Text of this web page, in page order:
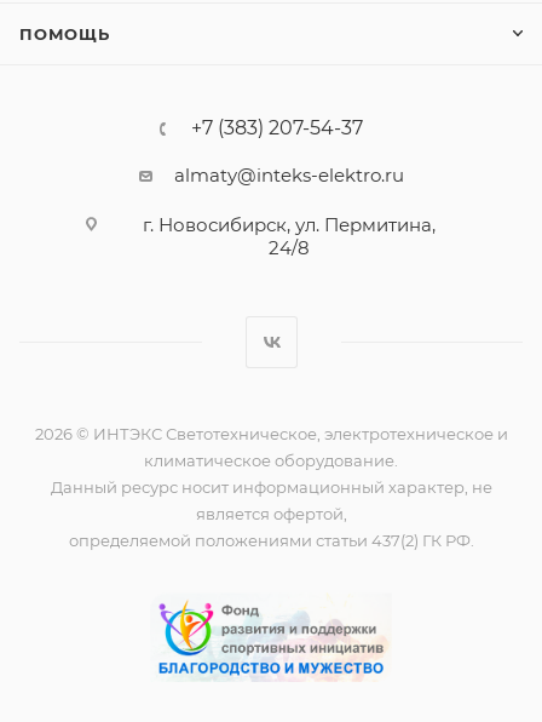
ПОМОЩЬ
+7 (383) 207-54-37
almaty@inteks-elektro.ru
г. Новосибирск, ул. Пермитина,
24/8
2026 © ИНТЭКС Светотехническое, электротехническое и
климатическое оборудование.
Данный ресурс носит информационный характер, не
является офертой,
определяемой положениями статьи 437(2) ГК РФ.